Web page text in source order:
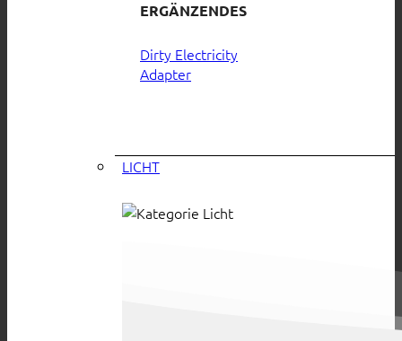
ERGÄNZENDES
Dirty Electricity
Adapter
LICHT